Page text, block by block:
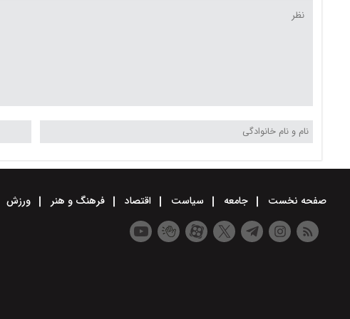
صفحه نخست جامعه سیاست اقتصاد فرهنگ و هنر ورزش